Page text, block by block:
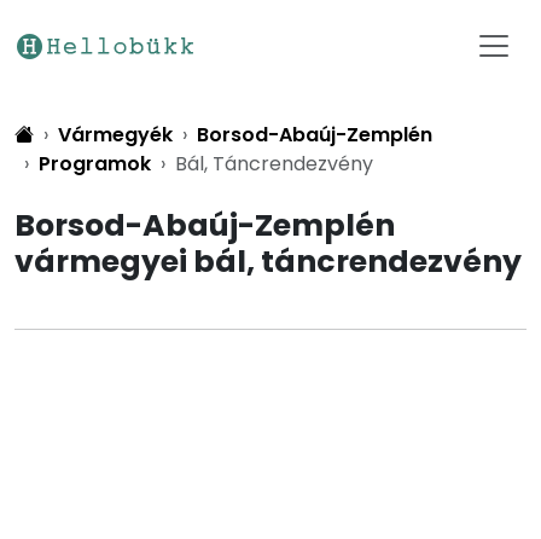
Vármegyék
Borsod-Abaúj-Zemplén
Programok
Bál, Táncrendezvény
Borsod-Abaúj-Zemplén
vármegyei bál, táncrendezvény